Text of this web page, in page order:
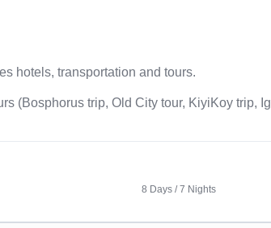
hotels, transportation and tours.
(Bosphorus trip, Old City tour, KiyiKoy trip,
8 Days / 7 Nights